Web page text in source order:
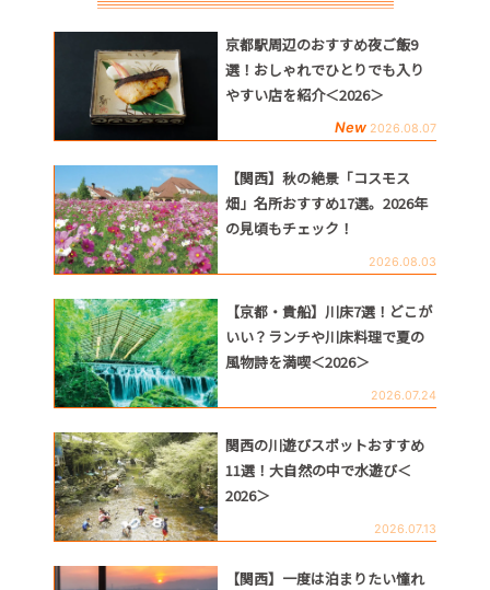
京都駅周辺のおすすめ夜ご飯9
選！おしゃれでひとりでも入り
やすい店を紹介＜2026＞
New 2026.08.07
【関西】秋の絶景「コスモス
畑」名所おすすめ17選。2026年
の見頃もチェック！
2026.08.03
【京都・貴船】川床7選！どこが
いい？ランチや川床料理で夏の
風物詩を満喫＜2026＞
2026.07.24
関西の川遊びスポットおすすめ
11選！大自然の中で水遊び＜
2026＞
2026.07.13
【関西】一度は泊まりたい憧れ